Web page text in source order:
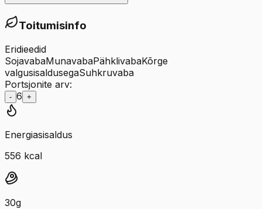
Toitumisinfo
Eridieedid
SojavabaMunavabaPähklivabaKõrge
valgusisaldusegaSuhkruvaba
Portsjonite arv:
- 6 +
Energiasisaldus
556 kcal
30g